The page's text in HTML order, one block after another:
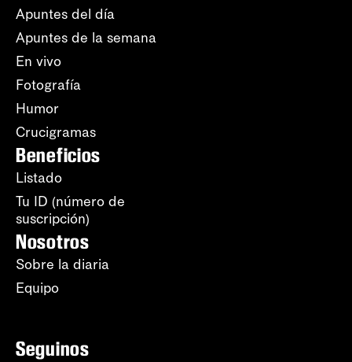
Apuntes del día
Apuntes de la semana
En vivo
Fotografía
Humor
Crucigramas
Beneficios
Listado
Tu ID (número de
suscripción)
Nosotros
Sobre la diaria
Equipo
Seguinos